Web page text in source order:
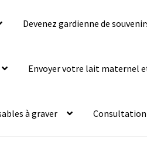
Devenez gardienne de
Envoyer votre lait maternel
à graver